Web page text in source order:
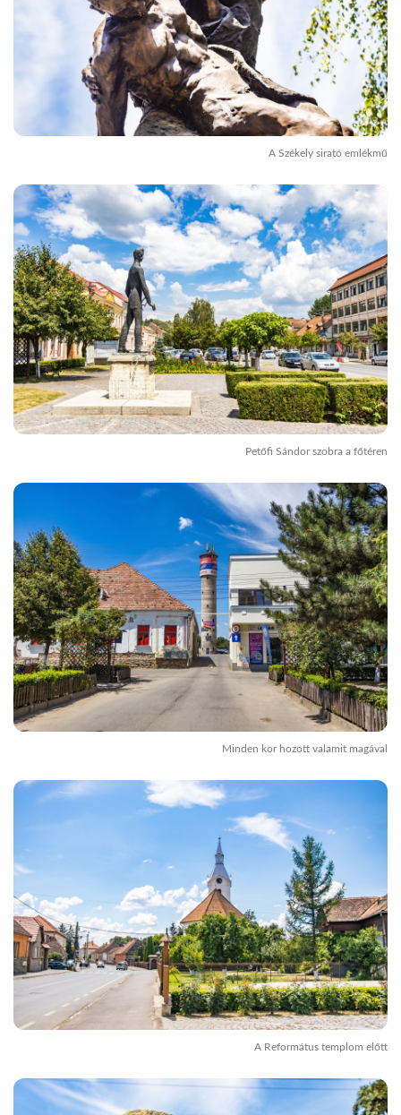
A Székely sirató emlékmű
Petőfi Sándor szobra a főtéren
Minden kor hozott valamit magával
A Református templom előtt